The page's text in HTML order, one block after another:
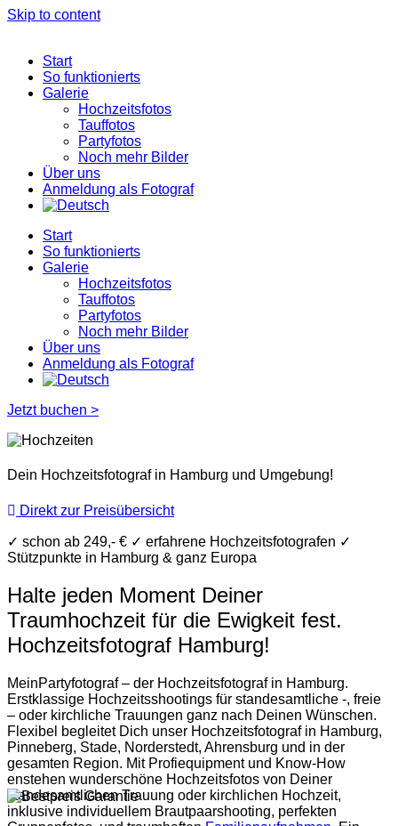
Skip to content
Start
So funktionierts
Galerie
Hochzeitsfotos
Tauffotos
Partyfotos
Noch mehr Bilder
Über uns
Anmeldung als Fotograf
Start
So funktionierts
Galerie
Hochzeitsfotos
Tauffotos
Partyfotos
Noch mehr Bilder
Über uns
Anmeldung als Fotograf
Jetzt buchen >
Dein Hochzeitsfotograf in Hamburg und Umgebung!
Direkt zur Preisübersicht
✓ schon ab 249,- € ✓ erfahrene Hochzeitsfotografen ✓
Stützpunkte in Hamburg & ganz Europa
Halte jeden Moment Deiner
Traumhochzeit für die Ewigkeit fest.
Hochzeitsfotograf Hamburg!
MeinPartyfotograf – der Hochzeitsfotograf in Hamburg.
Erstklassige Hochzeitsshootings für standesamtliche -, freie
– oder kirchliche Trauungen ganz nach Deinen Wünschen.
Flexibel begleitet Dich unser Hochzeitsfotograf in Hamburg,
Pinneberg, Stade, Norderstedt, Ahrensburg und in der
gesamten Region. Mit Profiequipment und Know-How
enstehen wunderschöne Hochzeitsfotos von Deiner
standesamtlichen Trauung oder kirchlichen Hochzeit,
inklusive individuellem Brautpaarshooting, perfekten